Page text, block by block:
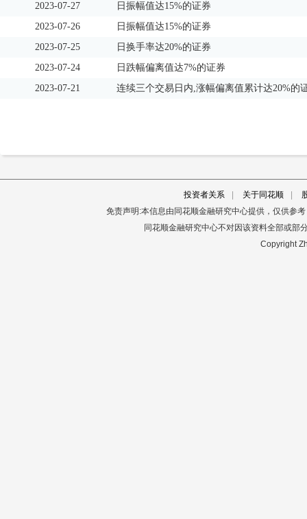
2023-07-27
日振幅值达15%的证券
2023-07-26
日振幅值达15%的证券
2023-07-25
日换手率达20%的证券
2023-07-24
日跌幅偏离值达7%的证券
2023-07-21
连续三个交易日内,涨幅偏离值累计达20%的
投资者关系 关于同花顺
免责声明:本信息由同花顺金融研究中心提供，仅供参
同花顺金融研究中心不对因该资料全部或部
Copyright